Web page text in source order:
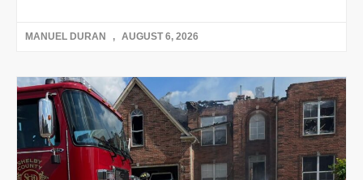
MANUEL DURAN AUGUST 6, 2026